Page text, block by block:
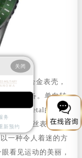
的钛合金表壳，
能量储备。单向转
Liquidmetal的液体
直的拉丝表盘装饰
一种令人着迷的方
看见运动的美丽，
关闭
务
新预约